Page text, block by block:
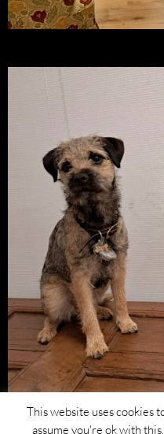
This website uses cookies
assume you're ok with